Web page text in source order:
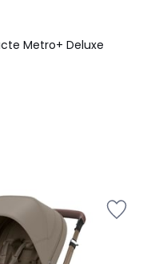
Metro+ Deluxe